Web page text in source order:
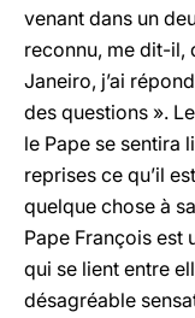
venant dans un
reconnu, me dit-il,
Janeiro, j’ai
des questions ».
le Pape se sentira
reprises ce qu’il
quelque chose à
Pape François est
qui se lient entre
désagréable